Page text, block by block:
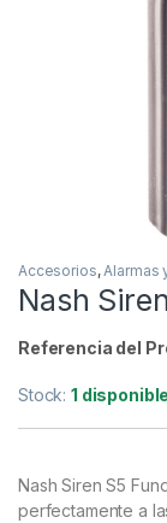
Accesorios,Alarmas
Nash
Referencia del
Stock:1
Nash Siren S5
perfectamente a